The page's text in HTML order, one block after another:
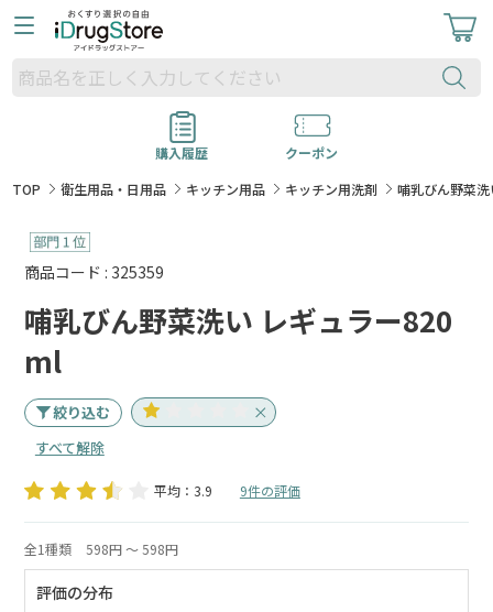
購入履歴
クーポン
TOP
衛生用品・日用品 キッチン用品 キッチン用洗剤 哺乳びん野菜
商品コード : 325359
哺乳びん野菜洗い レギュラー820
ml
絞り込む
すべて解除
平均：3.9 9件の評価
全1種類 598円 ～ 598円
評価の分布